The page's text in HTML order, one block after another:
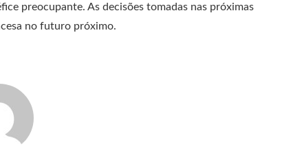
preocupante. As decisões tomadas nas próximas
no futuro próximo.